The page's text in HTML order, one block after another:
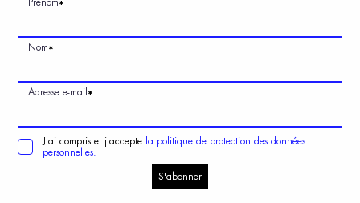
Prénom*
Nom*
Adresse e-mail *
J'ai compris et j'accepte la politique de protection des données
personnelles.
S'abonner